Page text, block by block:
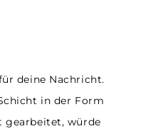
deine Nachricht.
in der Form
gearbeitet, würde